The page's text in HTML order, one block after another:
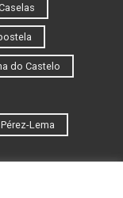
do Castelo
Lema